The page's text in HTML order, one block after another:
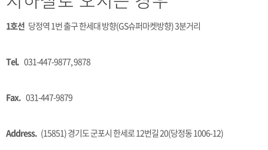
1호선 당정역 1번 출구 한세대 방향(GS슈퍼마켓방향) 3분거리
Tel. 031-447-9877, 9878
Fax. 031-447-9879
Address. (15851) 경기도 군포시 한세로 12번길 20(당정동 1006-12)